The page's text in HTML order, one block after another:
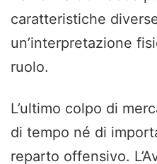
caratteristiche
un’interpretazione
ruolo.
L’ultimo colpo di
di tempo né di
reparto offensivo.